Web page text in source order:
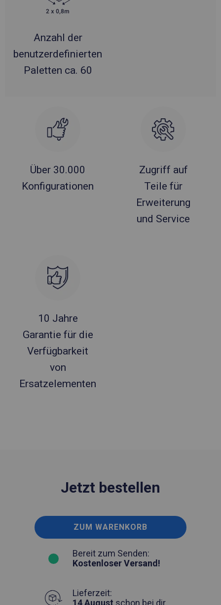
Anzahl der
benutzerdefinierten
Paletten ca. 60
Über 30.000
Konfigurationen
Zugriff auf
Teile für
Erweiterung
und Service
10 Jahre
Garantie für die
Verfügbarkeit
von
Ersatzelementen
Jetzt bestellen
ZUM WARENKORB
Bereit zum Senden:
Kostenloser Versand!
Lieferzeit:
14 August schon bei dir